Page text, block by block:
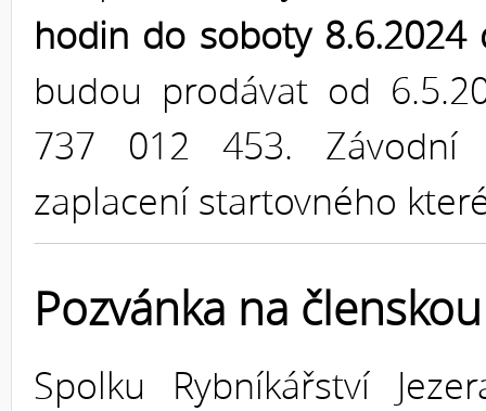
hodin do soboty 8.6.2024
budou prodávat od
737 012 453. Závodní
zaplacení startovného
Pozvánka na
Spolku Rybníkářství